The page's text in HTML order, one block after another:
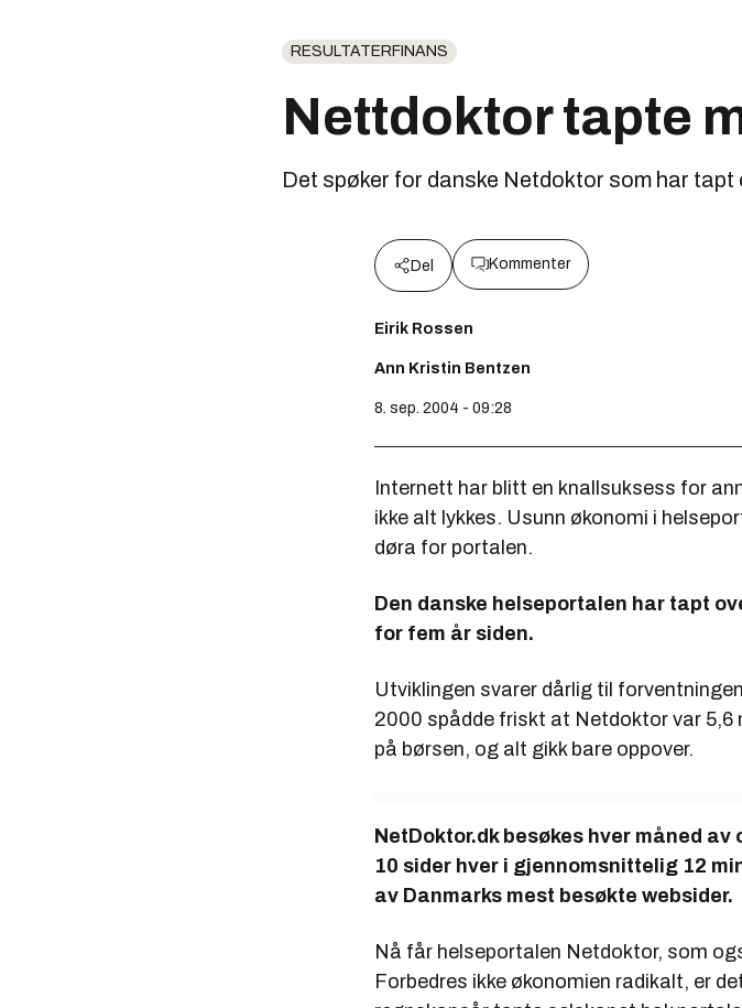
RESULTATERFINANS
Nettdoktor tapte
Det spøker for danske Netdoktor som har tapt
Del Kommenter
Eirik Rossen
Ann Kristin Bentzen
8. sep. 2004 - 09:28
Internett har blitt en knallsuksess for
ikke alt lykkes. Usunn økonomi i
døra for portalen.
Den danske helseportalen har tapt
for fem år siden.
Utviklingen svarer dårlig til
2000 spådde friskt at Netdoktor var 5,6
på børsen, og alt gikk bare oppover.
NetDoktor.dk besøkes hver måned
10 sider hver i gjennomsnittelig 12
av Danmarks mest besøkte websider.
Nå får helseportalen Netdoktor, som
Forbedres ikke økonomien radikalt, er